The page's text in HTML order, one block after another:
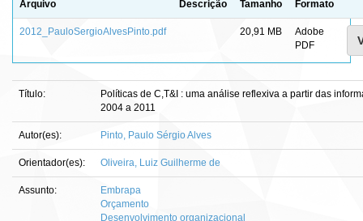
Arquivo Descrição Tamanho Formato
2012_PauloSergioAlvesPinto.pdf 20,91 MB
Adobe
PDF
Título:
Políticas de C,T&I : uma análise reflexiva a partir das
2004 a 2011
Autor(es): Pinto, Paulo Sérgio Alves
Orientador(es): Oliveira, Luiz Guilherme de
Assunto:
Embrapa
Orçamento
Desenvolvimento organizacional